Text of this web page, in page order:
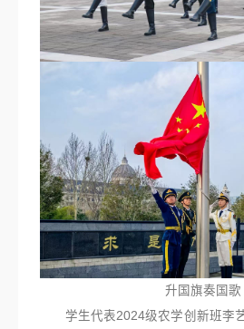
升国旗奏国歌
学生代表2024级农学创新班李艺